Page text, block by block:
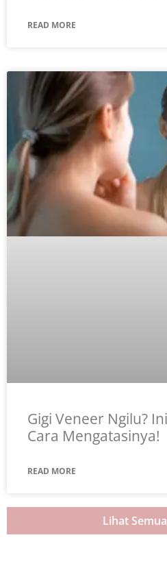
READ MORE
Gigi Veneer Ngilu?
Cara Mengatasinya!
READ MORE
Lihat